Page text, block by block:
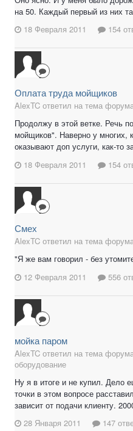
на 50. Каждый первый из них
18 Февраля 2011
154
Оплата труда мойщиков
AlexTC ответил на тема
Продолжу в этой ветке. Речь
мойщиков". Наверно у многих,
оказывают доп услуги, как-то
18 Февраля 2011
154
Смех
AlexTC ответил на тема
"Я же вам говорил - без
12 Февраля 2011
556
мойка паром
AlexTC ответил на тема
оборудование
Ну я в итоге и не купил. Дело
точки в этом вопросе
зависит от подачи клиенту.
28 Января 2011
147